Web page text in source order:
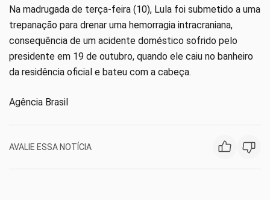
Na madrugada de terça-feira (10), Lula foi submetido a uma
trepanação para drenar uma hemorragia intracraniana,
consequência de um acidente doméstico sofrido pelo
presidente em 19 de outubro, quando ele caiu no banheiro
da residência oficial e bateu com a cabeça.
Agência Brasil
AVALIE ESSA NOTÍCIA